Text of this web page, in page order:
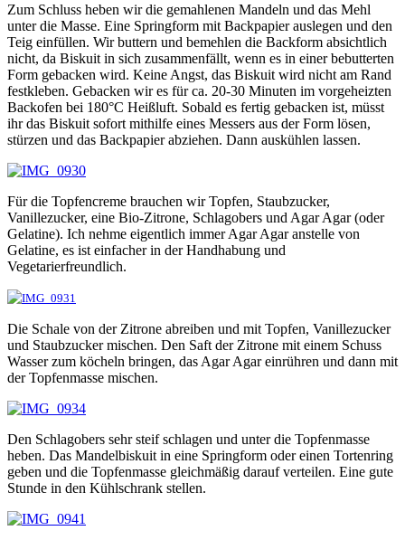
Zum Schluss heben wir die gemahlenen Mandeln und das Mehl
unter die Masse. Eine Springform mit Backpapier auslegen und den
Teig einfüllen. Wir buttern und bemehlen die Backform absichtlich
nicht, da Biskuit in sich zusammenfällt, wenn es in einer bebutterten
Form gebacken wird. Keine Angst, das Biskuit wird nicht am Rand
festkleben. Gebacken wir es für ca. 20-30 Minuten im vorgeheizten
Backofen bei 180°C Heißluft. Sobald es fertig gebacken ist, müsst
ihr das Biskuit sofort mithilfe eines Messers aus der Form lösen,
stürzen und das Backpapier abziehen. Dann auskühlen lassen.
Für die Topfencreme brauchen wir Topfen, Staubzucker,
Vanillezucker, eine Bio-Zitrone, Schlagobers und Agar Agar (oder
Gelatine). Ich nehme eigentlich immer Agar Agar anstelle von
Gelatine, es ist einfacher in der Handhabung und
Vegetarierfreundlich.
Die Schale von der Zitrone abreiben und mit Topfen, Vanillezucker
und Staubzucker mischen. Den Saft der Zitrone mit einem Schuss
Wasser zum köcheln bringen, das Agar Agar einrühren und dann mit
der Topfenmasse mischen.
Den Schlagobers sehr steif schlagen und unter die Topfenmasse
heben. Das Mandelbiskuit in eine Springform oder einen Tortenring
geben und die Topfenmasse gleichmäßig darauf verteilen. Eine gute
Stunde in den Kühlschrank stellen.